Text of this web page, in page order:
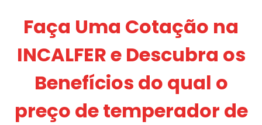
Faça Uma Cotação na
INCALFER e Descubra os
Benefícios do qual o
preço de temperador de